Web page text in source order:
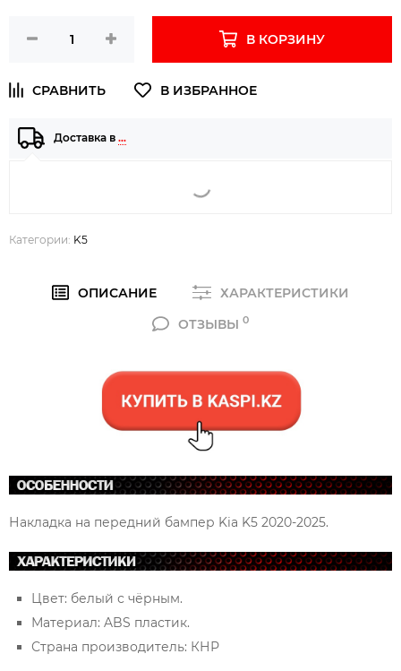
В КОРЗИНУ
Доставка в …
Категории: K5
ОПИСАНИЕ
ХАРАКТЕРИСТИКИ
ОТЗЫВЫ 0
Накладка на передний бампер Kia K5 2020-2025.
Цвет: белый с чёрным.
Материал: ABS пластик.
Страна производитель: КНР